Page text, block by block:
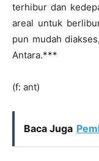
terhibur dan
areal untuk
pun mudah
Antara.***
(f: ant)
Baca Juga